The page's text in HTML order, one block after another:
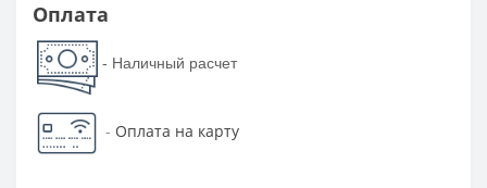
Оплата
- Наличный расчет
- Оплата на карту